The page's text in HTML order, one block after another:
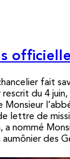
fait
rescrit du 4
Monsieur
lettre de
a nommé
des